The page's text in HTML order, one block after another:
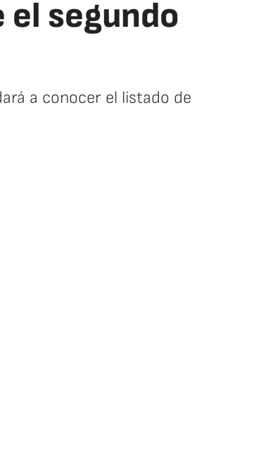
el segundo
a conocer el listado de